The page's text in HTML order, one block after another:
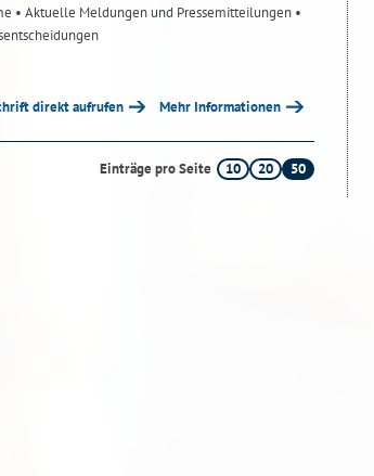
• Aktuelle Meldungen und Pressemitteilungen •
direkt aufrufen Mehr Informationen
Einträge pro Seite 10 20 50